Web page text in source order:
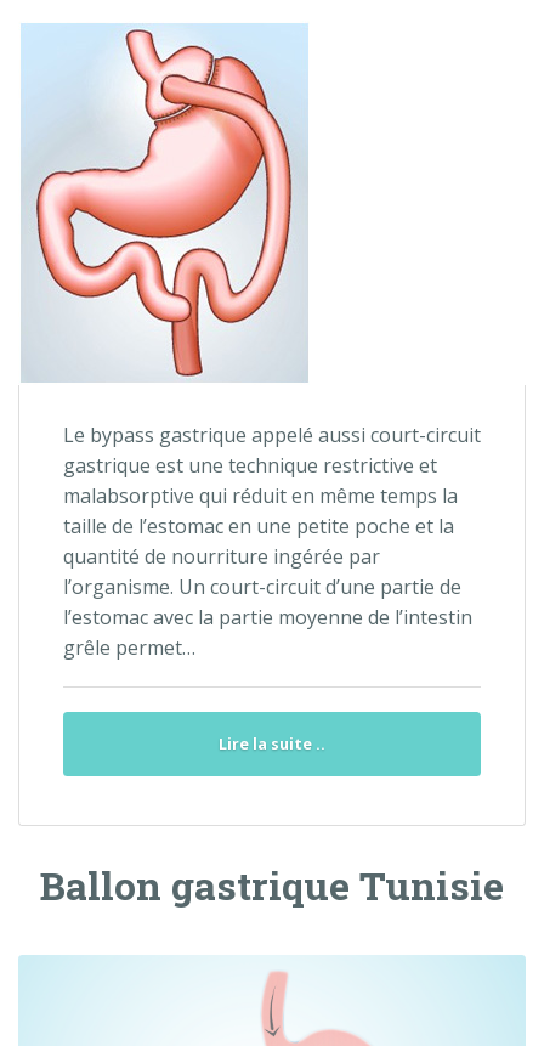
Le bypass gastrique appelé aussi court-circuit
gastrique est une technique restrictive et
malabsorptive qui réduit en même temps la
taille de l’estomac en une petite poche et la
quantité de nourriture ingérée par
l’organisme. Un court-circuit d’une partie de
l’estomac avec la partie moyenne de l’intestin
grêle permet…
Lire la suite ..
Ballon gastrique Tunisie